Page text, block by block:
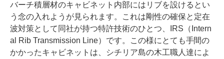
バーチ積層材のキャビネット内部にはリブを設けるとい
う念の入れようが見られます。これは剛性の確保と定在
波対策として同社が持つ特許技術のひとつ、IRS（Intern
al Rib Transmission Line）です。この様にとても手間の
かかったキャビネットは、シチリア島の木工職人達によ